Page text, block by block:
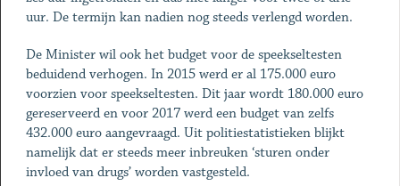
uur. De termijn kan nadien nog steeds verlengd worden.
De Minister wil ook het budget voor de speekseltesten
beduidend verhogen. In 2015 werd er al 175.000 euro
voorzien voor speekseltesten. Dit jaar wordt 180.000 euro
gereserveerd en voor 2017 werd een budget van zelfs
432.000 euro aangevraagd. Uit politiestatistieken blijkt
namelijk dat er steeds meer inbreuken ‘sturen onder
invloed van drugs’ worden vastgesteld.